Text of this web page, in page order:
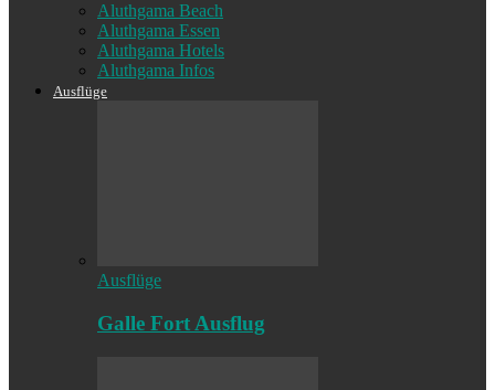
Aluthgama Beach
Aluthgama Essen
Aluthgama Hotels
Aluthgama Infos
Ausflüge
Ausflüge
Galle Fort Ausflug